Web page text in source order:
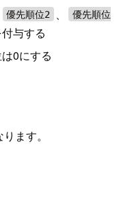
優先順位2 、
優先順位
与する
0にする
ます。